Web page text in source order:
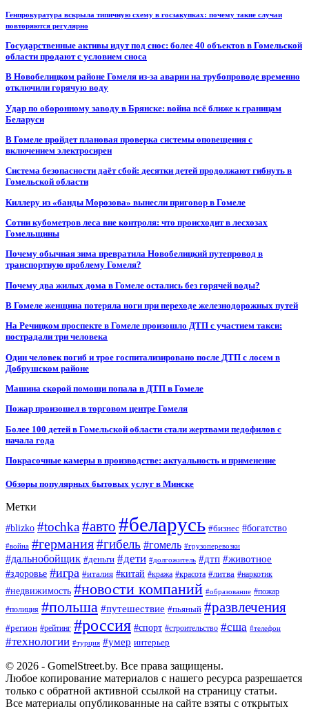
Генпрокуратура вскрыла типичную схему в госзакупках: почему такие случаи
повторяются регулярно
Государственные активы идут под снос: более 40 объектов в Гомельской
области продают с условием сноса
В Новобелицком районе Гомеля из-за аварии на трубопроводе временно
отключили горячую воду
Удар по оборонному заводу в Брянске: война всё ближе к границам
Беларуси
В Гомеле пройдет плановая проверка системы оповещения с
включением электросирен
Система безопасности даёт сбой: десятки детей продолжают гибнуть в
Гомельской области
Киллеру из «банды Морозова» вынесли приговор в Гомеле
Сотни кубометров леса вне контроля: что происходит в лесхозах
Гомельщины
Почему обычная зима превратила Новобелицкий путепровод в
транспортную проблему Гомеля?
Почему два жилых дома в Гомеле остались без горячей воды?
В Гомеле женщина потеряла ноги при переходе железнодорожных путей
На Речицком проспекте в Гомеле произошло ДТП с участием такси:
пострадали три человека
Один человек погиб и трое госпитализировано после ДТП с лосем в
Добрушском районе
Машина скорой помощи попала в ДТП в Гомеле
Пожар произошел в торговом центре Гомеля
Более 100 детей в Гомельской области стали жертвами педофилов с
начала года
Покрасочные камеры в производстве: актуальность и применение
Обзоры популярных бытовых услуг в Минске
Метки
#blizko #tochka#авто #беларусь #бизнес #богатство
#война #германия#гибель #гомель #грузоперевозки
#дальнобойщик #деньги #дети #долгожитель #дтп #животное
#здоровье #игра #италия #китай #кража #красота #литва #наркотик
#недвижимость #новости компаний #образование #пожар
#полиция #польша #путешествие #пьяный #развлечения
#регион #рейтинг #россия #спорт #строительство #сша #телефон
#технологии #турция #умер интерьер
© 2026 - GomelStreet.by. Все права защищены.
Любое копирование материалов с нашего ресурса разрешается
только с обратной активной ссылкой на страницу статьи.
Все материалы опубликованные на сайте взяты с открытых